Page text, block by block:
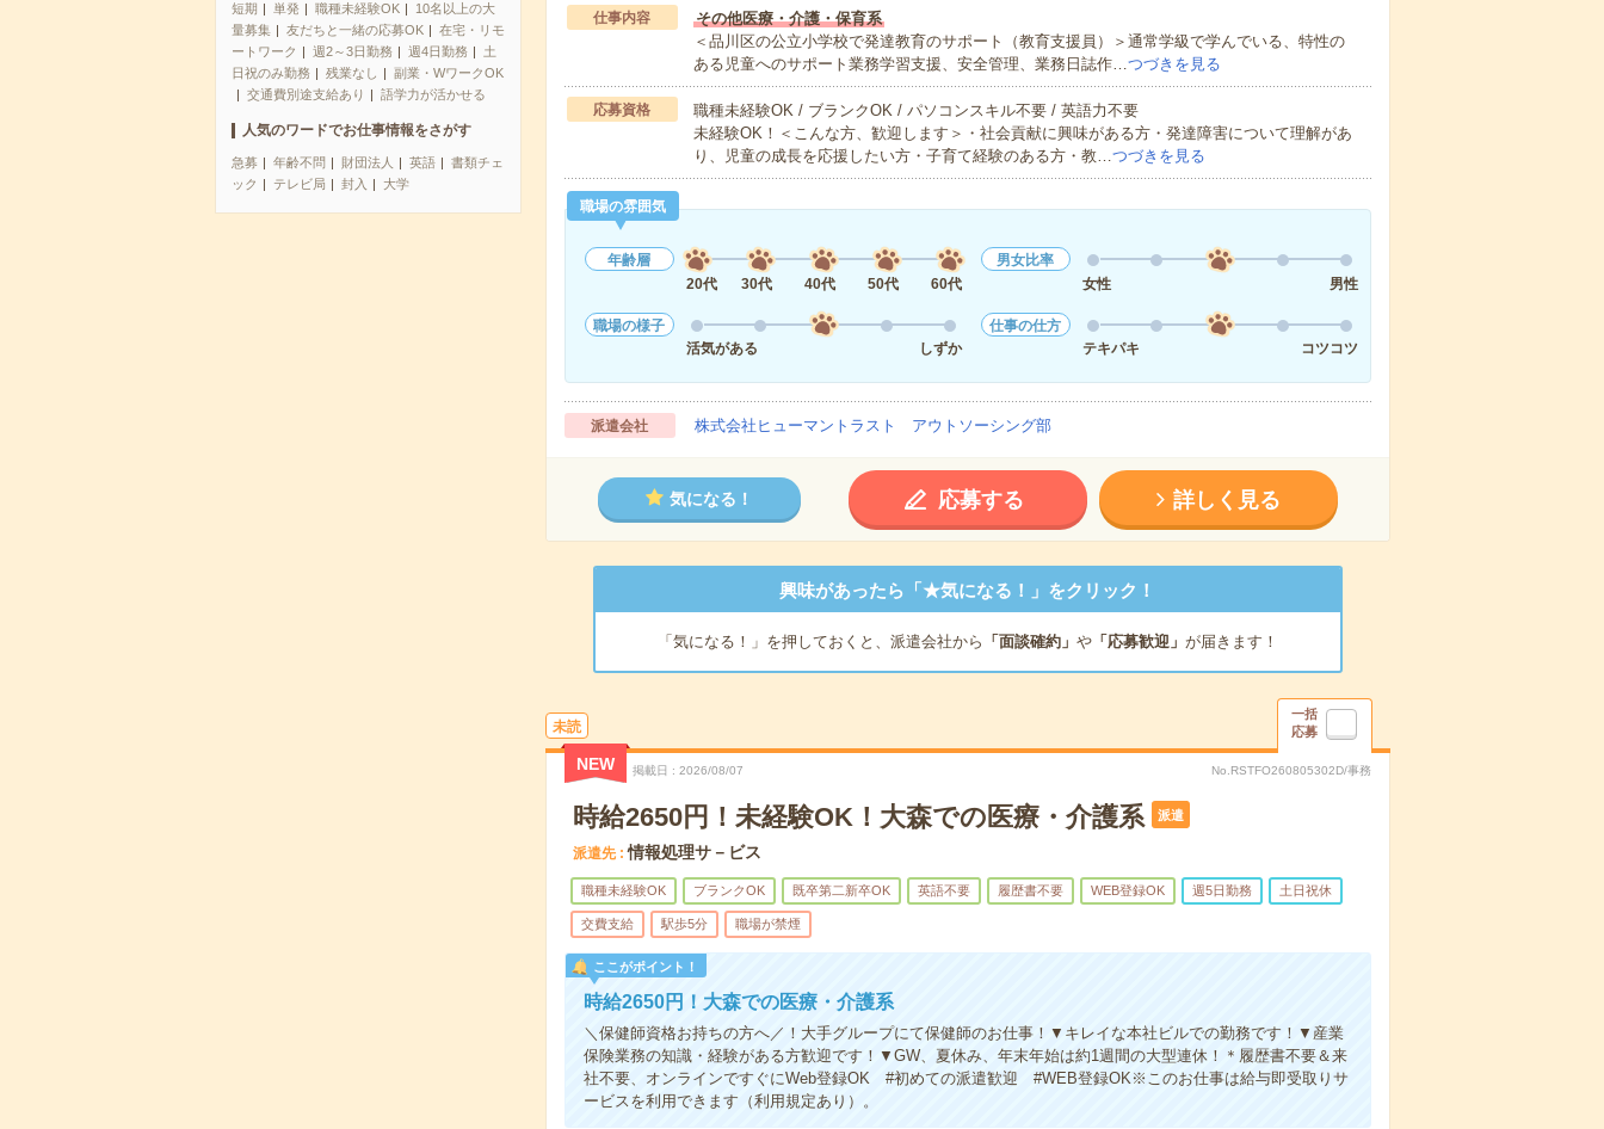
短期 単発 職種未経験OK
10名以上の大
量募集
友だちと一緒の応募OK
在宅・リモ
ートワーク
週2～3日勤務 週4日勤務
土
日祝のみ勤務
残業なし
副業・WワークOK
交通費別途支給あり
語学力が活かせる
人気のワードでお仕事情報をさがす
急募 年齢不問 財団法人 英語
書類チェ
ック
テレビ局 封入 大学
仕事内容
その他医療・介護・保育系
＜品川区の公立小学校で発達教育のサポート（教育支援員）＞通常学級で学んでいる、特性の
ある児童へのサポート業務学習支援、安全管理、業務日誌作…つづきを見る
応募資格
職種未経験OK / ブランクOK / パソコンスキル不要 / 英語力不要
未経験OK！＜こんな方、歓迎します＞・社会貢献に興味がある方・発達障害について理解があ
り、児童の成長を応援したい方・子育て経験のある方・教…つづきを見る
職場の雰囲気
年齢層
20代
30代 40代 50代 60代
男女比率
女性
男性
職場の様子
活気がある
しずか
仕事の仕方
テキパキ
コツコツ
派遣会社 株式会社ヒューマントラスト アウトソーシング部
気になる！ 応募する 詳しく見る
興味があったら「★気になる！」をクリック！
「気になる！」を押しておくと、派遣会社から 「面談確約」 や「応募歓迎」 が届きます！
未読
一括
応募
NEW 掲載日 2026/08/07 No.RSTFO260805302D/事務
時給2650円！未経験OK！大森での医療・介護系 派遣
派遣先 情報処理サ－ビス
職種未経験OK ブランクOK 既卒第二新卒OK 英語不要 履歴書不要 WEB登録OK 週5日勤務 土日祝休
交費支給 駅歩5分 職場が禁煙
ここがポイント！
時給2650円！大森での医療・介護系
＼保健師資格お持ちの方へ／！大手グループにて保健師のお仕事！▼キレイな本社ビルでの勤務です！▼産業
保険業務の知識・経験がある方歓迎です！▼GW、夏休み、年末年始は約1週間の大型連休！＊履歴書不要＆来
社不要、オンラインですぐにWeb登録OK #初めての派遣歓迎 #WEB登録OK※このお仕事は給与即受取りサ
ービスを利用できます（利用規定あり）。